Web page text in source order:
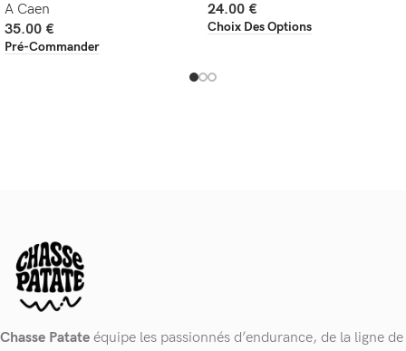
A Caen
35.00 €
Pré-Commander
24.00 €
Choix Des Options
Chasse Patate équipe les passionnés d’endurance, de la ligne de